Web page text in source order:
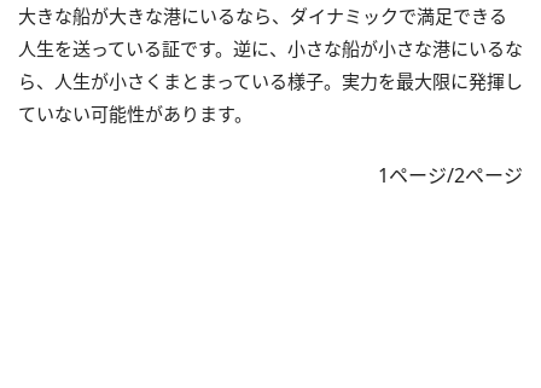
大きな船が大きな港にいるなら、ダイナミックで満足できる
人生を送っている証です。逆に、小さな船が小さな港にいるな
ら、人生が小さくまとまっている様子。実力を最大限に発揮し
ていない可能性があります。
1ページ/2ページ